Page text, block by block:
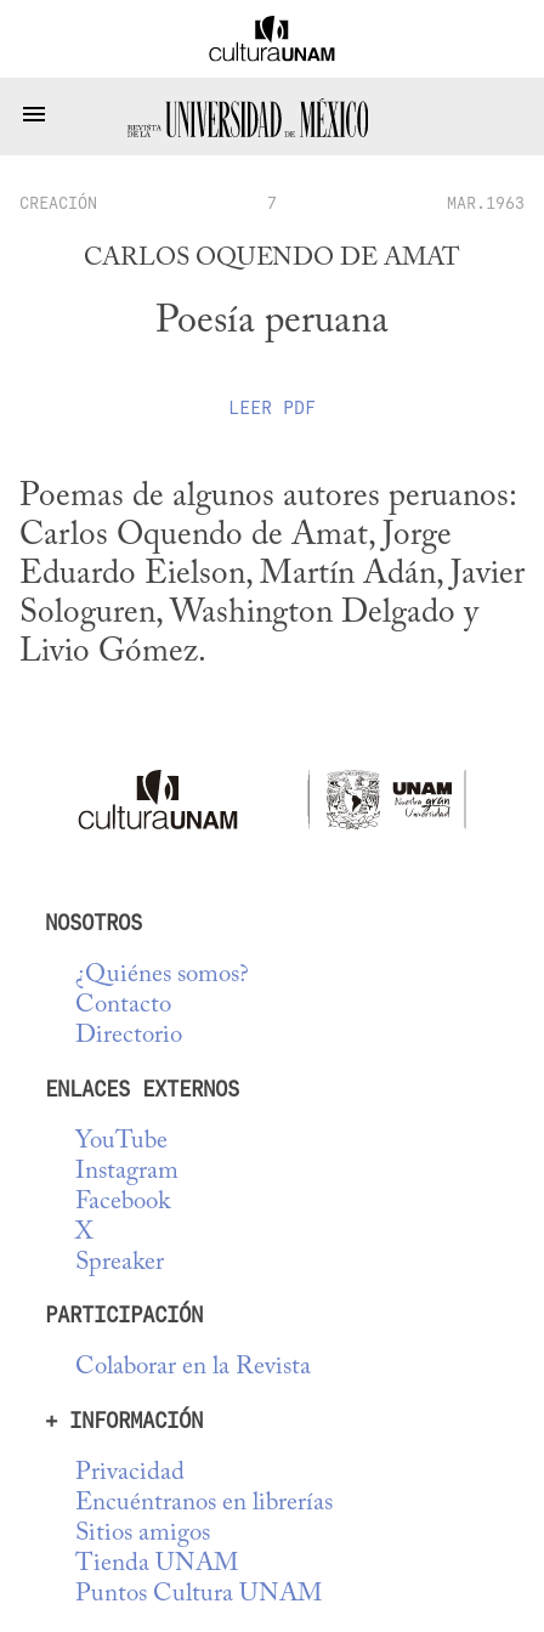
CREACIÓN 7 MAR.1963
CARLOS OQUENDO DE AMAT
Poesía peruana
LEER PDF
Poemas de algunos autores peruanos:
Carlos Oquendo de Amat, Jorge
Eduardo Eielson, Martín Adán, Javier
Sologuren, Washington Delgado y
Livio Gómez.
NOSOTROS
¿Quiénes somos?
Contacto
Directorio
ENLACES EXTERNOS
YouTube
Instagram
Facebook
X
Spreaker
PARTICIPACIÓN
Colaborar en la Revista
+ INFORMACIÓN
Privacidad
Encuéntranos en librerías
Sitios amigos
Tienda UNAM
Puntos Cultura UNAM